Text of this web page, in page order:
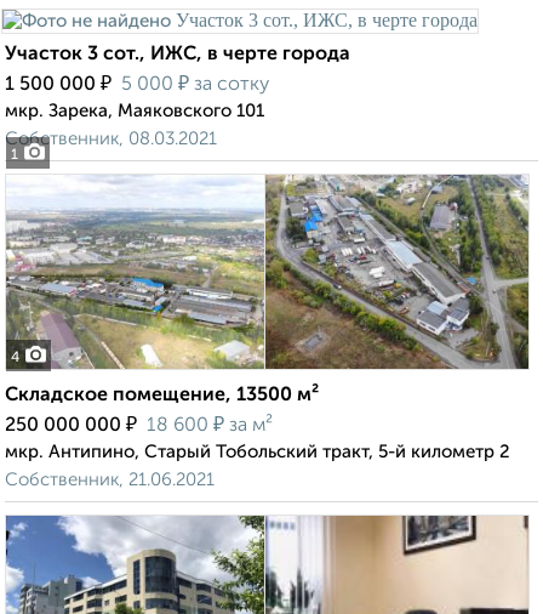
1
Участок 3 сот., ИЖС, в черте города
1 500 000 ₽ 5 000 ₽ за сотку
мкр. Зарека, Маяковского 101
Собственник, 08.03.2021
4
Складское помещение, 13500 м²
250 000 000 ₽ 18 600 ₽ за м²
мкр. Антипино, Старый Тобольский тракт, 5-й километр 2
Собственник, 21.06.2021